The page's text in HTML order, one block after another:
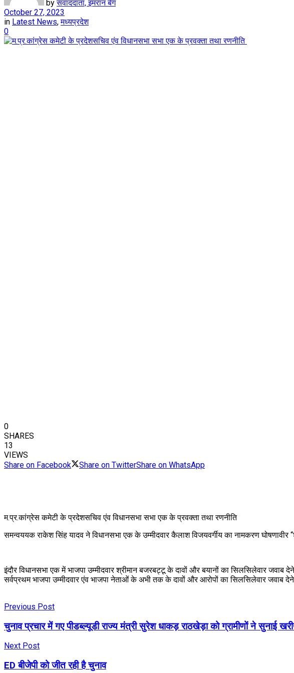
by संवाददाता, इमरान बेग
October 27, 2023
in Latest News,मध्यप्रदेश
0
0
SHARES
13
VIEWS
Share on Facebook
Share on TwitterShare on WhatsApp
म.प्र.कांग्रेस कमेटी के प्रदेशसचिव एंव विधानसभा सभा एक के प्रवक्ता तथा रणनीति
समन्वययक राकेश सिंह यादव ने विधानसभा एक के उम्मीदवार कैलाश विजयवर्गीय का नामकरण घोषणावीर
इंदौर विधानसभा एक में भाजपा उम्मीदवार श्रीमान बजरबट्टू के दावों और बयानों का सिलसिलेवार
सर्वप्रथम भाजपा उम्मीदवार एंव भाजपा नेताओं के अभी तक के दावों और आरोपों का सिलसिलेवार जवाब
Previous Post
चुनाव प्रचार में गए पीडब्ल्यूडी राज्य मंत्री सुरेश धाकड़ राठखेड़ा को ग्रामीणों ने सुनाई
Next Post
ED बीजेपी को जीत रही है चुनाव